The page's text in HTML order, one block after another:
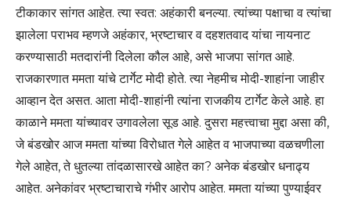
टीकाकार सांगत आहेत. त्या स्वत: अहंकारी बनल्या. त्यांच्या पक्षाचा व त्यांचा
झालेला पराभव म्हणजे अहंकार, भ्रष्टाचार व दहशतवाद यांचा नायनाट
करण्यासाठी मतदारांनी दिलेला कौल आहे, असे भाजपा सांगत आहे.
राजकारणात ममता यांचे टार्गेट मोदी होते. त्या नेहमीच मोदी-शाहांना जाहीर
आव्हान देत असत. आता मोदी-शाहांनी त्यांना राजकीय टार्गेट केले आहे. हा
काळाने ममता यांच्यावर उगावलेला सूड आहे. दुसरा महत्त्वाचा मुद्दा असा की,
जे बंडखोर आज ममता यांच्या विरोधात गेले आहेत व भाजपाच्या वळचणीला
गेले आहेत, ते धुतल्या तांद‌‌ळासारखे आहेत का? अनेक बंडखोर धनाढ्य
आहेत. अनेकांवर भ्रष्टाचाराचे गंभीर आरोप आहेत. ममता यांच्या पुण्याईवर